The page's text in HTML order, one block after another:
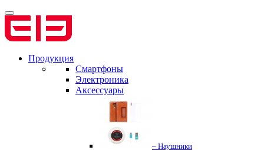
Продукция
Смартфоны
Электроника
Аксессуары
– Наушники